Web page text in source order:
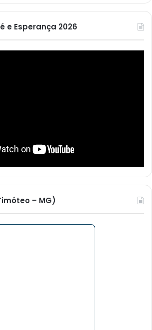
e Esperança 2026
– MG)